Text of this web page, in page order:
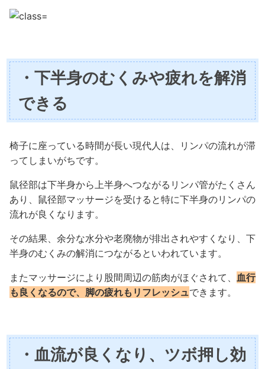
・下半身のむくみや疲れを解消
できる
椅子に座っている時間が長い現代人は、リンパの流れが滞
ってしまいがちです。
鼠径部は下半身から上半身へつながるリンパ管がたくさん
あり、鼠径部マッサージを受けると特に下半身のリンパの
流れが良くなります。
その結果、余分な水分や老廃物が排出されやすくなり、下
半身のむくみの解消につながるといわれています。
またマッサージにより股間周辺の筋肉がほぐされて、 血行
も良くなるので、脚の疲れもリフレッシュできます。
・血流が良くなり、ツボ押し効